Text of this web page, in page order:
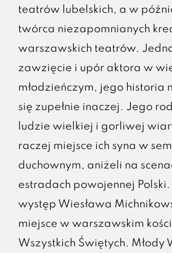
teatrów lubelskich, a w
twórca niezapomnianych
warszawskich teatrów.
zawzięcie i upór aktora w
młodzieńczym, jego historia
się zupełnie inaczej. Jego
ludzie wielkiej i gorliwej
raczej miejsce ich syna w
duchownym, aniżeli na
estradach powojennej
występ Wiesława
miejsce w warszawskim
Wszystkich Świętych. Młody